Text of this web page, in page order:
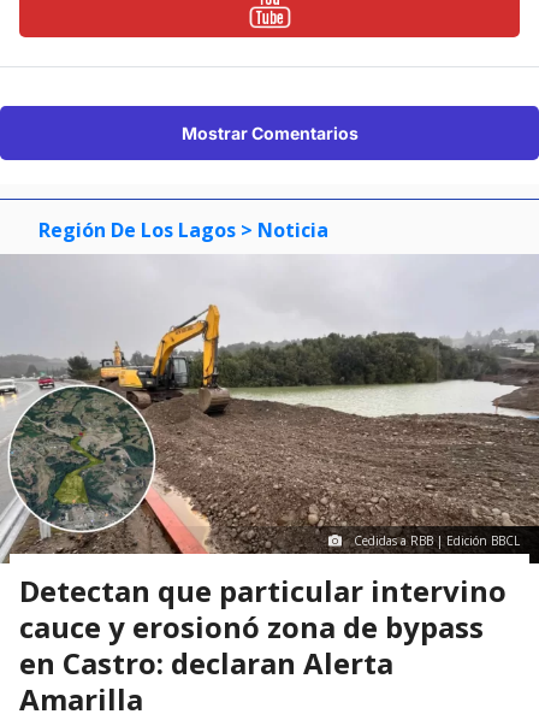
Mostrar Comentarios
Región De Los Lagos > Noticia
Cedidas a RBB | Edición BBCL
Detectan que particular intervino
cauce y erosionó zona de bypass
en Castro: declaran Alerta
Amarilla